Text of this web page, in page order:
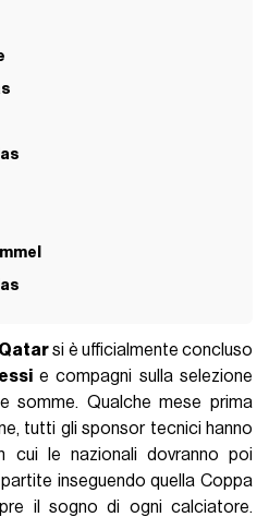
Qatarsi è ufficialmente concluso
e compagni sulla selezione
somme. Qualche mese prima
tutti gli sponsor tecnici hanno
cui le nazionali dovranno poi
inseguendo quella Coppa
il sogno di ogni calciatore.